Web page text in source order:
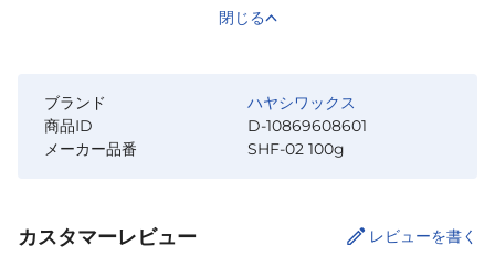
閉じる
ブランド
ハヤシワックス
商品ID
D-10869608601
メーカー品番
SHF-02 100g
カスタマーレビュー レビューを書く